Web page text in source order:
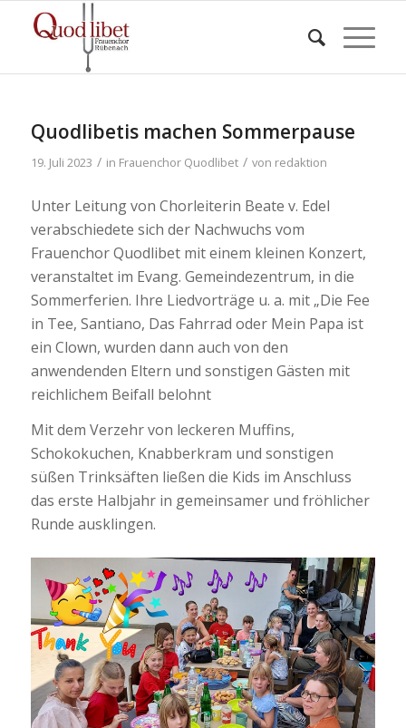
Quodlibetis machen Sommerpause
19. Juli 2023 / in Frauenchor Quodlibet / von redaktion
Unter Leitung von Chorleiterin Beate v. Edel
verabschiedete sich der Nachwuchs vom
Frauenchor Quodlibet mit einem kleinen Konzert,
veranstaltet im Evang. Gemeindezentrum, in die
Sommerferien. Ihre Liedvorträge u. a. mit „Die Fee
in Tee, Santiano, Das Fahrrad oder Mein Papa ist
ein Clown, wurden dann auch von den
anwendenden Eltern und sonstigen Gästen mit
reichlichem Beifall belohnt
Mit dem Verzehr von leckeren Muffins,
Schokokuchen, Knabberkram und sonstigen
süßen Trinksäften ließen die Kids im Anschluss
das erste Halbjahr in gemeinsamer und fröhlicher
Runde ausklingen.